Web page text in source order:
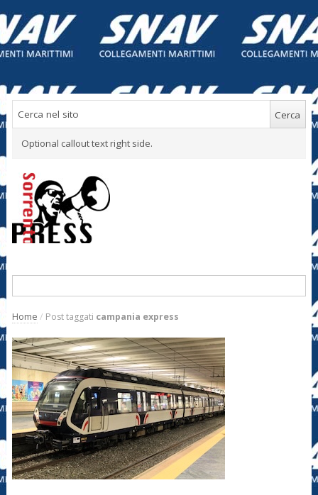
Optional callout text right side.
Home / Post taggati campania express